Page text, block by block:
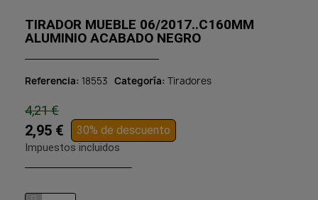
TIRADOR MUEBLE 06/2017..C160MM
ALUMINIO ACABADO NEGRO
Referencia 18553 Categoría Tiradores
4,21 €
2,95 € 30% de descuento
Impuestos incluidos